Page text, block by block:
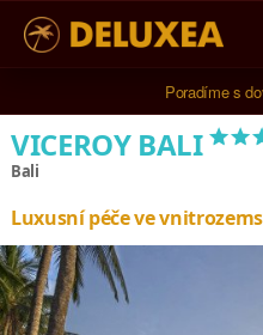
5* cestovní kancelář na
VICEROY BALI
Bali
Luxusní péče ve